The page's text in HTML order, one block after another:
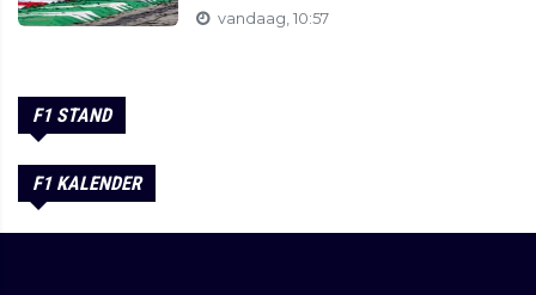
vandaag, 10:57
F1 STAND
F1 KALENDER